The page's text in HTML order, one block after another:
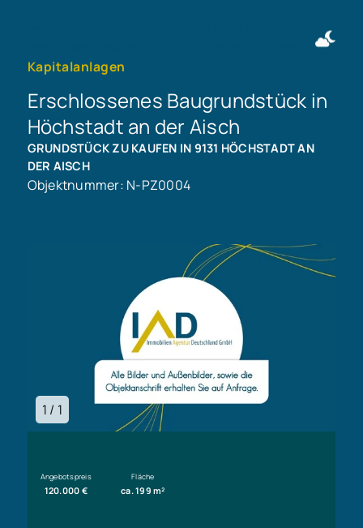
Kapitalanlagen
Erschlossenes Baugrundstück in
Höchstadt an der Aisch
GRUNDSTÜCK ZU KAUFEN IN 9131 HÖCHSTADT AN
DER AISCH
Objektnummer: N-PZ0004
1 / 1
Angebotspreis
120.000 €
Fläche
ca. 199 m²